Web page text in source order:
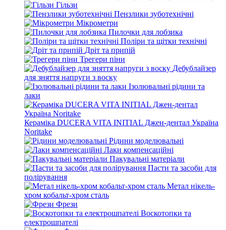
Гільзи
Пензлики зуботехнічні
Мікрометри
Пилочки для лобзика
Поліри та щітки технічні
Дріт та припій
Трегери піни
Дебублайзер
для зняття напруги з воску
Ізолювальні рідини та
лаки
Кераміка DUCERA VITA INITIAL Джен-дентал Україна
Noritake
Рідини моделювальні
Лаки компенсаційні
Пакувальні матеріали
Пасти та засоби для
полірування
Метал нікель-
хром кобальт-хром сталь
Фрези
Воскотопки та
електрошпателі